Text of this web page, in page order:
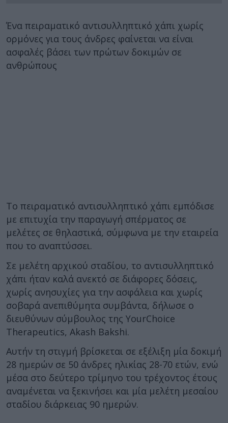
Ένα πειραματικό αντισυλληπτικό χάπι χωρίς
ορμόνες για τους άνδρες φαίνεται να είναι
ασφαλές βάσει των πρώτων δοκιμών σε
ανθρώπους
Το πειραματικό αντισυλληπτικό χάπι εμπόδισε
με επιτυχία την παραγωγή σπέρματος σε
μελέτες σε θηλαστικά, σύμφωνα με την εταιρεία
που το αναπτύσσει.
Σε μελέτη αρχικού σταδίου, το αντισυλληπτικό
χάπι ήταν καλά ανεκτό σε διάφορες δόσεις,
χωρίς ανησυχίες για την ασφάλεια και χωρίς
σοβαρά ανεπιθύμητα συμβάντα, δήλωσε ο
διευθύνων σύμβουλος της YourChoice
Therapeutics, Akash Bakshi.
Αυτήν τη στιγμή βρίσκεται σε εξέλιξη μία δοκιμή
28 ημερών σε 50 άνδρες ηλικίας 28-70 ετών, ενώ
μέσα στο δεύτερο τρίμηνο του τρέχοντος έτους
αναμένεται να ξεκινήσει και μία μελέτη μεσαίου
σταδίου διάρκειας 90 ημερών.